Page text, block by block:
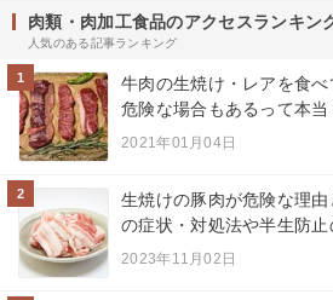
肉類・肉加工食品のアクセスランキン
人気のある記事ランキング
1
牛肉の生焼け・レアを食
危険な場合もあるって本当
2021年01月04日
2
生焼けの豚肉が危険な理
の症状・対処法や半生防止
2023年11月02日